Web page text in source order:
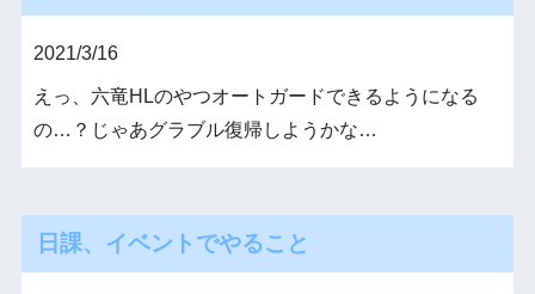
2021/3/16
えっ、六竜HLのやつオートガードできるようになる
の…？じゃあグラブル復帰しようかな…
日課、イベントでやること